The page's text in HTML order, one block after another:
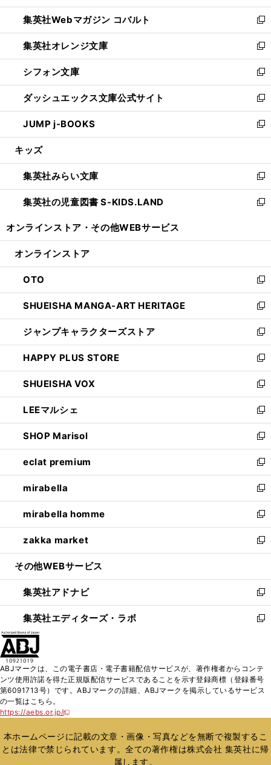
開
く
ウ
で
開
く
ン
ド
ウ
で
開
く
ウ
ィ
ン
ド
ウ
で
開
く
集英社Webマガジン コバルト
新
し
い
ウ
ィ
ン
ド
ウ
で
開
集英社オレンジ文庫
新
し
い
ウ
ィ
ン
ド
ウ
開
く
シフォン文庫
新
し
い
ウ
ィ
ン
ウ
で
開
く
ダッシュエックス文庫公式サイト
新
し
い
ウ
ン
ド
ウ
で
JUMP j-BOOKS
新
し
ウ
ィ
ン
ド
開
キッズ
集英社みらい文庫
新
し
い
ン
ウ
で
開
く
集英社の児童図書 S-KIDS.LAND
新
ウ
ン
ド
ウ
で
開
く
オンラインストア・ その他WEBサービス
オンラインストア
OTO
新
し
い
ウ
ィ
ン
ド
ウ
で
開
く
SHUEISHA MANGA-ART HERITAGE
新
し
い
ウ
ィ
ン
ド
ウ
で
開
く
ジャンプキャラクターズストア
新
し
い
ウ
ィ
ン
ド
ウ
で
開
く
HAPPY PLUS STORE
新
し
い
ウ
ィ
ン
ド
ウ
で
開
く
SHUEISHA VOX
新
し
い
ウ
ィ
ン
ド
ウ
で
開
く
LEEマルシェ
新
し
い
ウ
ィ
ン
ド
ウ
で
開
く
SHOP Marisol
新
し
い
ウ
ィ
ン
ド
ウ
で
開
eclat premium
新
し
い
ウ
ィ
ン
ド
ウ
開
く
mirabella
新
し
い
ウ
ィ
ン
ウ
で
開
く
mirabella homme
新
し
い
ウ
ン
ド
ウ
で
zakka market
新
し
ウ
ィ
ン
ド
く
その他WEBサービス
集英社アドナビ
新
し
い
ド
ウ
で
集英社エディターズ・ラボ
新
ィ
ン
ド
開
く
ABJマークは、この電子書店・電子書籍配信サービスが、著作権者からコンテ
ンツ使用許諾を得た正規版配信サービスであることを示す登録商標（登録番号
第6091713号）です。ABJマークの詳細、ABJマークを掲示しているサービス
の一覧はこちら。
https://aebs.or.jp/
新
い
ウ
ィ
本ホームページに記載の文章・画像・写真などを無断で複製するこ
とは法律で禁じられています。全ての著作権は株式会社 集英社に帰
属します。